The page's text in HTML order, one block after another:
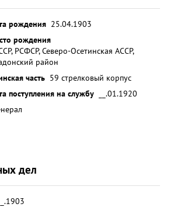
рождения 25.04.1903
рождения
РСФСР, Северо-Осетинская АССР,
район
часть 59 стрелковый корпус
поступления на службу
__.01.1920
дел